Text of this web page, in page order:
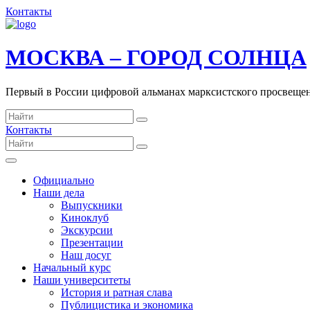
Контакты
МОСКВА – ГОРОД СОЛНЦА
Первый в России цифровой альманах марксистского
Контакты
Официально
Наши дела
Выпускники
Киноклуб
Экскурсии
Презентации
Наш досуг
Начальный курс
Наши университеты
История и ратная слава
Публицистика и экономика